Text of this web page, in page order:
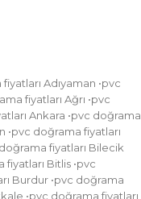
Adıyaman •pvc
fiyatları Ağrı •pvc
Ankara •pvc doğrama
•pvc doğrama fiyatları
fiyatları Bilecik
Bitlis •pvc
Burdur •pvc doğrama
•pvc doğrama fiyatları